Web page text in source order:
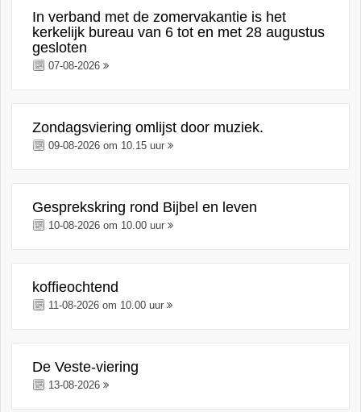
In verband met de zomervakantie is het
kerkelijk bureau van 6 tot en met 28 augustus
gesloten
07-08-2026
Zondagsviering omlijst door muziek.
09-08-2026 om 10.15 uur
Gesprekskring rond Bijbel en leven
10-08-2026 om 10.00 uur
koffieochtend
11-08-2026 om 10.00 uur
De Veste-viering
13-08-2026